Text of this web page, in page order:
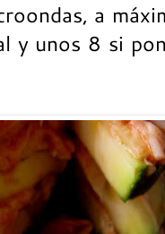
a
y unos 8 si